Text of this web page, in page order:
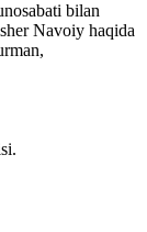
bilan
Navoiy haqida